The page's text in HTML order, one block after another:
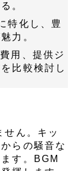
。
特化し、豊
力。
用、提供ジ
比較検討し
せん。キッ
らの騒音な
す。BGM